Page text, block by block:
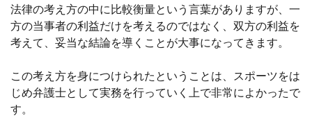
法律の考え方の中に比較衡量という言葉がありますが、一
方の当事者の利益だけを考えるのではなく、双方の利益を
考えて、妥当な結論を導くことが大事になってきます。
この考え方を身につけられたということは、スポーツをは
じめ弁護士として実務を行っていく上で非常によかったで
す。